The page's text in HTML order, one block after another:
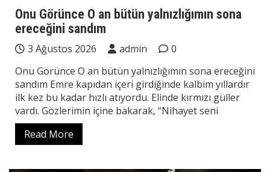
Onu Görünce O an bütün yalnızlığımın sona
ereceğini sandım
3 Ağustos 2026 admin
0
Onu Görünce O an bütün yalnızlığımın sona ereceğini
sandım Emre kapıdan içeri girdiğinde kalbim yıllardır
ilk kez bu kadar hızlı atıyordu. Elinde kırmızı güller
vardı. Gözlerimin içine bakarak, “Nihayet seni
Read More